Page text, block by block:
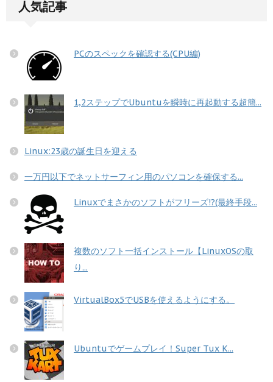
人気記事
PCのスペックを確認する(CPU編)
1,2ステップでUbuntuを瞬時に再起動する超簡...
Linux:23歳の誕生日を迎える
一万円以下でネットサーフィン用のパソコンを確保する...
Linuxでまさかのソフトがフリーズ!?(最終手段...
複数のソフト一括インストール【LinuxOSの取
り...
VirtualBox5でUSBを使えるようにする。
Ubuntuでゲームプレイ！Super Tux K...